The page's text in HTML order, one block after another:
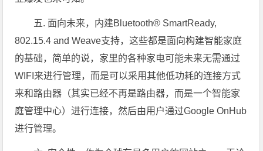
五. 面向未来，内建Bluetooth® SmartReady,
802.15.4 and Weave支持，这些都是面向构建智能家庭
的基础，简单的说，家里的各种家电可能未来无需通过
WIFI来进行管理，而是可以采用其他低功耗的连接方式
来和路由器（其实已经不再是路由器，而是一个智能家
庭管理中心）进行连接，然后由用户通过Google OnHub
进行管理。